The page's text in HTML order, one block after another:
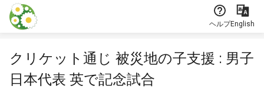
本文に飛ぶ
ヘルプEnglish
クリケット通じ 被災地の子支援 : 男子
日本代表 英で記念試合